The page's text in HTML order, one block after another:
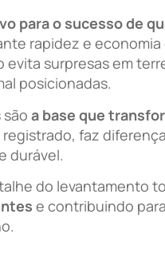
para o sucesso de
rapidez e
surpresas em
posicionadas.
a base que
faz
durável.
do levantamento
e contribuindo